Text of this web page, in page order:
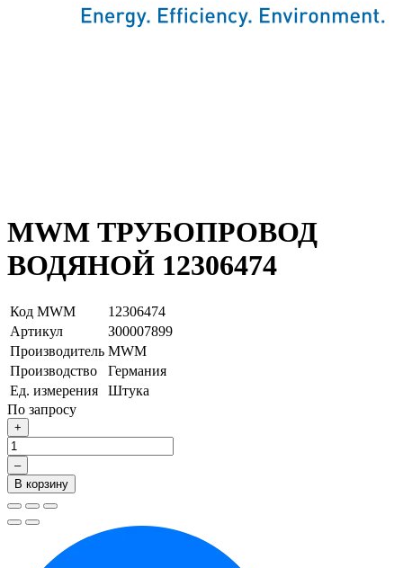
MWM ТРУБОПРОВОД
ВОДЯНОЙ 12306474
Код MWM
12306474
Артикул
З00007899
Производитель MWM
Производство
Германия
Ед. измерения
Штука
По запросу
+
–
В корзину